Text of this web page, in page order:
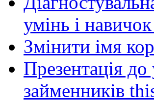
умінь і
Змінити імя
Презентація до
займенників